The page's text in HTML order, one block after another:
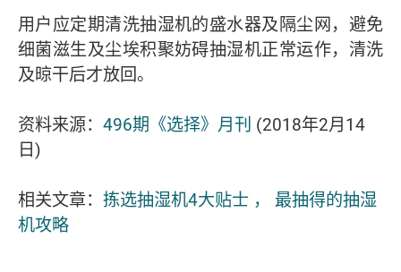
用户应定期清洗抽湿机的盛水器及隔尘网，避免
细菌滋生及尘埃积聚妨碍抽湿机正常运作，清洗
及晾干后才放回。
资料来源： 496期《选择》月刊 (2018年2月14
日)
相关文章： 拣选抽湿机4大贴士 ， 最抽得的抽湿
机攻略